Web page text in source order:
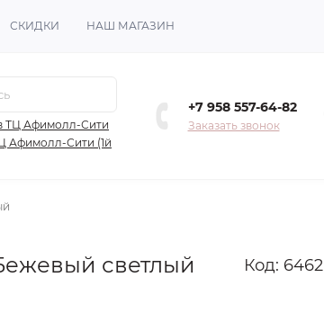
СКИДКИ НАШ МАГАЗИН
ТЦ Афимолл-Сити
Афимолл-Сити (1й
+7 958 557-64-82
Заказать звонок
светлый Код: 6462